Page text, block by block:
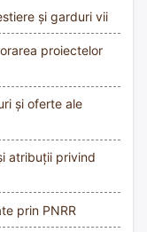
și garduri vii
proiectelor
și oferte ale
atribuții privind
prin PNRR